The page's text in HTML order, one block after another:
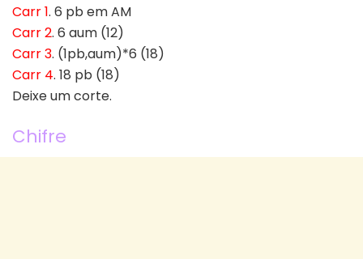
Carr 1. 6 pb em AM
Carr 2. 6 aum (12)
Carr 3. (1pb,aum)*6 (18)
Carr 4. 18 pb (18)
Deixe um corte.
Chifre